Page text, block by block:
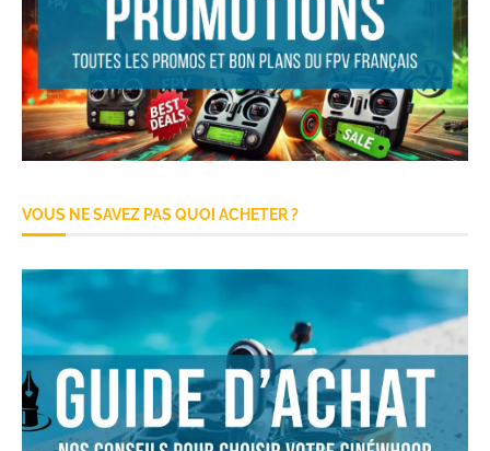
VOUS NE SAVEZ PAS QUOI ACHETER ?